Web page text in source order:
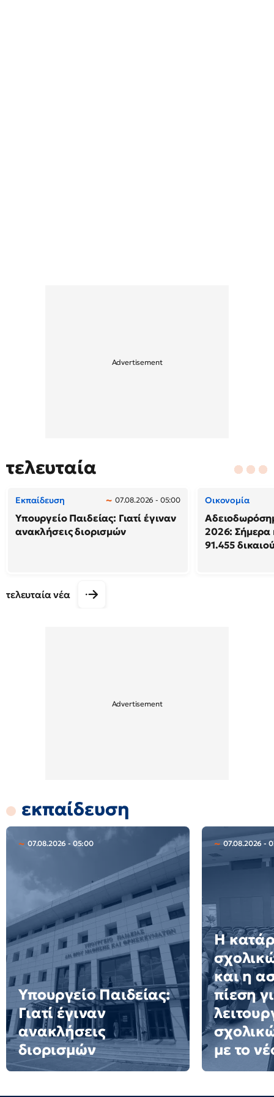
τελευταία
Εκπαίδευση 07.08.2026 - 05:00
Υπουργείο Παιδείας: Γιατί έγιναν
ανακλήσεις διορισμών
Οικονομία
2026: Σήμερα
91.455
τελευταία νέα
εκπαίδευση
07.08.2026 - 05:00
Υπουργείο Παιδείας:
Γιατί έγιναν
ανακλήσεις
διορισμών
07.08.2026 -
Η
και η
πίεση
με το